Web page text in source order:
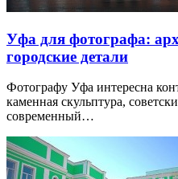
Уфа для фотографа:
городские детали
Фотографу Уфа интересна
каменная скульптура,
современный…